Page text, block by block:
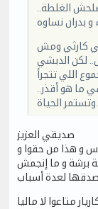
الغلطة..
كارثي ومش
لكن الدبشي
اللي تتجرأ
ما هو أقذر..
صديقي العزيز
و هذا من حقوا و
برشة و ما إنجمش
لعدة أسباب
متاعوا لا ماليا